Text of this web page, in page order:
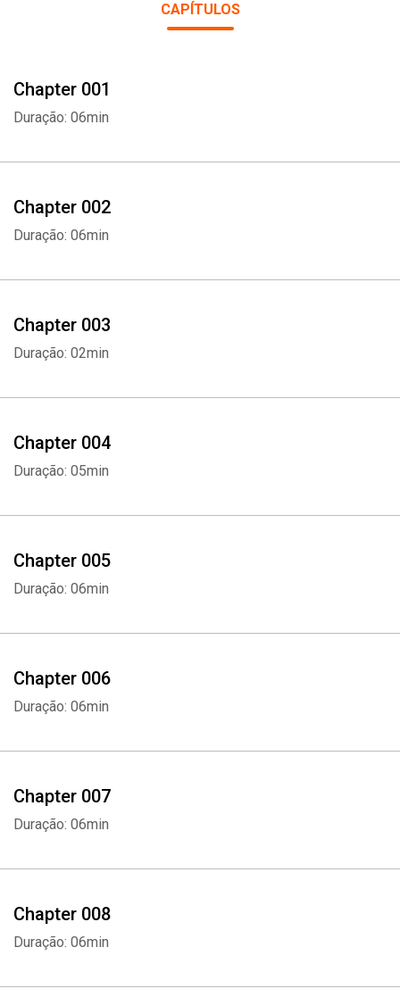
CAPÍTULOS
Chapter 001
Duração: 06min
Chapter 002
Duração: 06min
Chapter 003
Duração: 02min
Chapter 004
Duração: 05min
Chapter 005
Duração: 06min
Chapter 006
Duração: 06min
Chapter 007
Duração: 06min
Chapter 008
Duração: 06min